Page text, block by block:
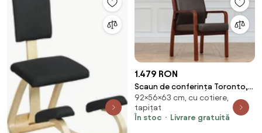
1.479 RON
Scaun de conferința Toronto,
56x63x92cm, Maro Maro
92×56×63 cm, cu cotiere,
tapițat
În stoc
Livrare gratuită